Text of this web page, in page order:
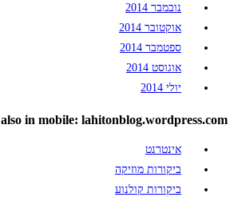
נובמבר 2014
אוקטובר 2014
ספטמבר 2014
אוגוסט 2014
יולי 2014
also in mobile: lahitonblog.wordpress.com
אינטרנט
ביקורות מוזיקה
ביקורות קולנוע